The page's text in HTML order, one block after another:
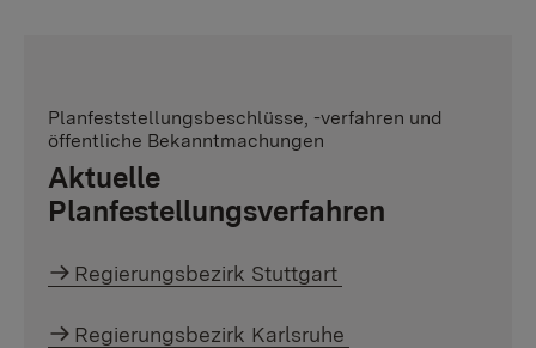
Planfeststellungsbeschlüsse, -verfahren und
öffentliche Bekanntmachungen
Aktuelle
Planfestellungsverfahren
Regierungsbezirk Stuttgart
Regierungsbezirk Karlsruhe